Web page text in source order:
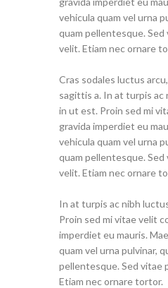
vehicula quam vel urna
quam pellentesque.
velit. Etiam nec ornare
Cras sodales luctus
sagittis a. In at turpis
in ut est. Proin sed mi
gravida imperdiet eu
vehicula quam vel urna
quam pellentesque.
velit. Etiam nec ornare
In at turpis ac nibh
Proin sed mi vitae velit
imperdiet eu mauris.
quam vel urna pulvinar,
pellentesque. Sed vitae
Etiam nec ornare tortor.